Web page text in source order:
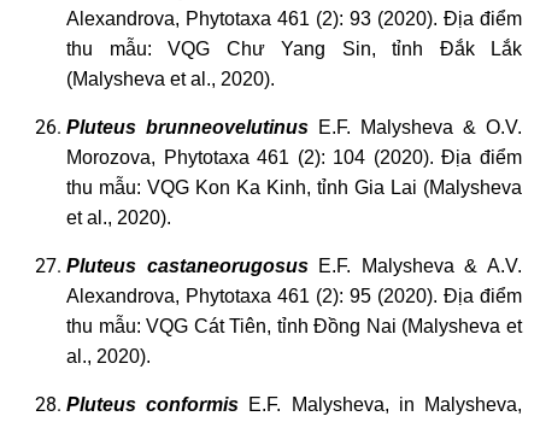
Alexandrova, Phytotaxa 461 (2): 93 (2020). Địa điểm
thu mẫu: VQG Chư Yang Sin, tỉnh Đắk Lắk
(Malysheva et al., 2020).
Pluteus brunneovelutinus E.F. Malysheva & O.V.
Morozova, Phytotaxa 461 (2): 104 (2020). Địa điểm
thu mẫu: VQG Kon Ka Kinh, tỉnh Gia Lai (Malysheva
et al., 2020).
Pluteus castaneorugosusE.F. Malysheva & A.V.
Alexandrova, Phytotaxa 461 (2): 95 (2020). Địa điểm
thu mẫu: VQG Cát Tiên, tỉnh Đồng Nai (Malysheva et
al., 2020).
Pluteus conformis E.F. Malysheva, in Malysheva,